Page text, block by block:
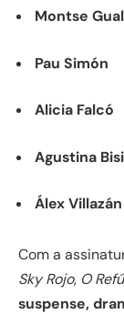
Montse
Pau Simón
Alicia Falcó
Agustina
Álex Villazán
Com a
Sky Rojo, O
suspense,